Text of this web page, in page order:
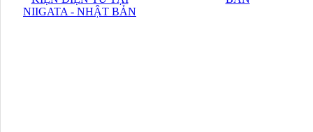
NIIGATA - NHẬT BẢN